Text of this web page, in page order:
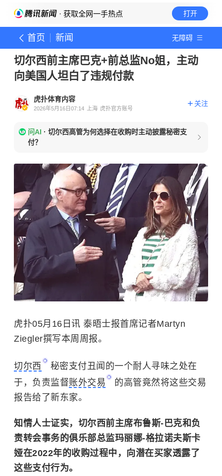
· 获取全网一手热点 打开
首页 新闻 无障碍
切尔西前主席巴克+前总监No姐，主动
向美国人坦白了违规付款
虎扑体育内容
2026年5月16日07:14 上海 虎扑官方账号
关注
问AI · 切尔西高管为何选择在收购时主动披露秘密支
付？
虎扑05月16日讯 泰晤士报首席记者Martyn
Ziegler撰写本周周报。
切尔西
秘密支付丑闻的一个耐人寻味之处在
于，负责监督账外交易
的高管竟然将这些交易
报告给了新东家。
知情人士证实，切尔西前主席布鲁斯-巴克和负
责转会事务的俱乐部总监玛丽娜-格拉诺夫斯卡
娅在2022年的收购过程中，向潜在买家透露了
这些支付行为。